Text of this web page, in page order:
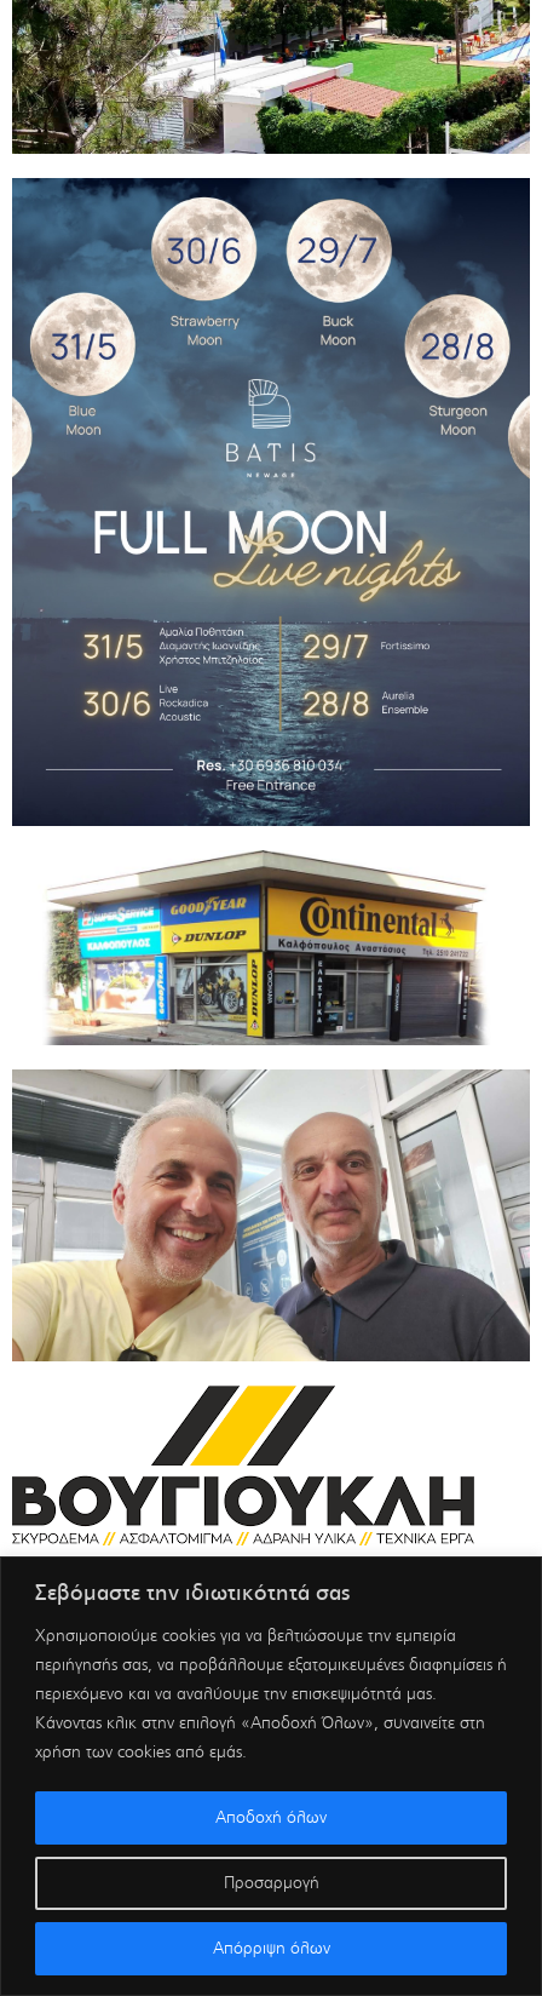
Σεβόμαστε την ιδιωτικότητά σας
Χρησιμοποιούμε cookies για να βελτιώσουμε την εμπειρία
περιήγησής σας, να προβάλλουμε εξατομικευμένες διαφημίσεις ή
περιεχόμενο και να αναλύουμε την επισκεψιμότητά μας.
Κάνοντας κλικ στην επιλογή «Αποδοχή Όλων», συναινείτε στη
χρήση των cookies από εμάς.
Προσαρμογή
Απόρριψη όλων
Αποδοχή όλων